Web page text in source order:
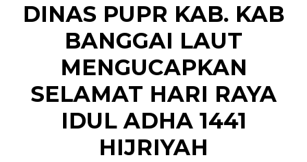
DINAS PUPR KAB. KAB
BANGGAI LAUT
MENGUCAPKAN
SELAMAT HARI RAYA
IDUL ADHA 1441
HIJRIYAH